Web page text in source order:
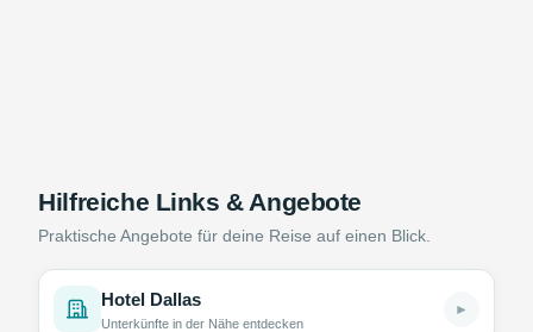
Hilfreiche Links & Angebote
Praktische Angebote für deine Reise auf einen Blick.
Hotel Dallas
Unterkünfte in der Nähe entdecken
►